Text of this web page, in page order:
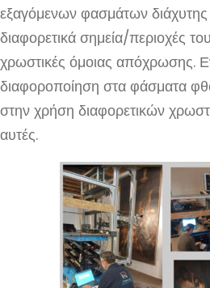
εξαγόμενων φασμάτων
διαφορετικά σημεία/περιοχές
χρωστικές όμοιας απόχρωσης.
διαφοροποίηση στα φάσματα
στην χρήση διαφορετικών
αυτές.